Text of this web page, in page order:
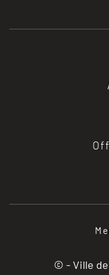
© - Ville